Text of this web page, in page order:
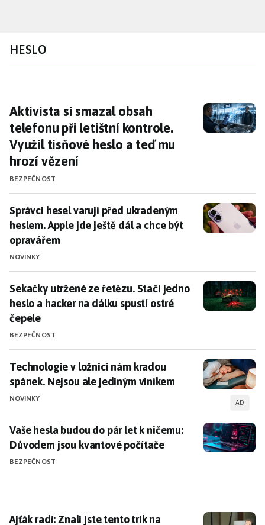
obsahu
HESLO
Aktivista si smazal obsah telefonu při
Aktivista si smazal obsah
telefonu při letištní kontrole.
Využil tísňové heslo a teď mu
hrozí vězení
BEZPEČNOST
Správci hesel varují před ukradeným heslem. Apple
Správci hesel varují před ukradeným
heslem. Apple jde ještě dál a chce být
opravářem
NOVINKY
Sekačky utržené ze řetězu. Stačí jedno heslo a
Sekačky utržené ze řetězu. Stačí jedno
heslo a hacker na dálku spustí ostré
čepele
BEZPEČNOST
Technologie v ložnici nám kradou spánek. Nejsou
Technologie v ložnici nám kradou
spánek. Nejsou ale jediným viníkem
NOVINKY AD
Vaše hesla budou do pár let k ničemu: Důvodem
Vaše hesla budou do pár let k ničemu:
Důvodem jsou kvantové počítače
BEZPEČNOST
Ajťák radí: Znali jste tento trik na bezpečné sdílení
Ajťák radí: Znali jste tento trik na